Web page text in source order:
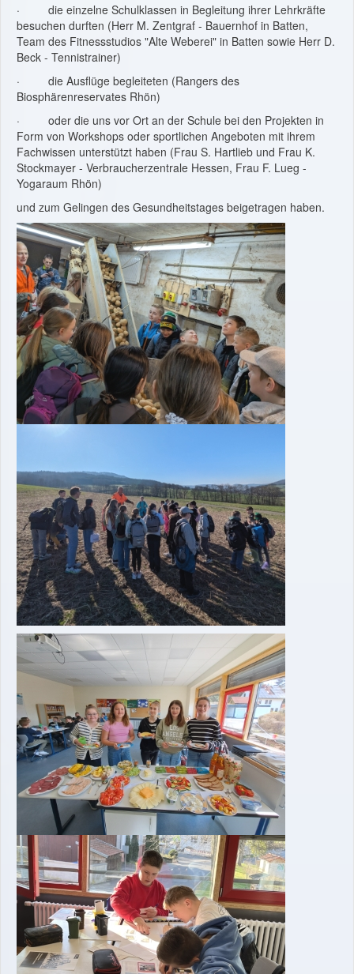
· die einzelne Schulklassen in Begleitung ihrer Lehrkräfte
besuchen durften (Herr M. Zentgraf - Bauernhof in Batten,
Team des Fitnessstudios "Alte Weberei" in Batten sowie Herr D.
Beck - Tennistrainer)
· die Ausflüge begleiteten (Rangers des
Biosphärenreservates Rhön)
· oder die uns vor Ort an der Schule bei den Projekten in
Form von Workshops oder sportlichen Angeboten mit ihrem
Fachwissen unterstützt haben (Frau S. Hartlieb und Frau K.
Stockmayer - Verbraucherzentrale Hessen, Frau F. Lueg -
Yogaraum Rhön)
und zum Gelingen des Gesundheitstages beigetragen haben.